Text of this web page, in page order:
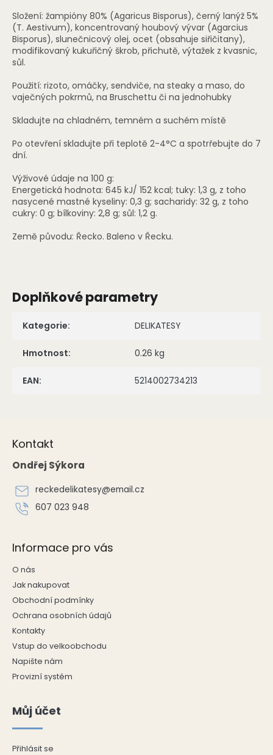
Složení: žampióny 80% (Agaricus Bisporus), černý lanýž 5%
(T. Aestivum), koncentrovaný houbový vývar (Agarcius
Bisporus), slunečnicový olej, ocet (obsahuje siřičitany),
modifikovaný kukuřičný škrob, přichutě, výtažek z kvasnic,
sůl.
Použití: rizoto, omáčky, sendviče, na steaky a maso, do
vaječných pokrmů, na Bruschettu či na jednohubky
Skladujte na chladném, temném a suchém místě
Po otevření skladujte při teplotě 2-4°C a spotrřebujte do 7
dní.
Výživové údaje na 100 g:
Energetická hodnota: 645 kJ/ 152 kcal; tuky: 1,3 g, z toho
nasycené mastné kyseliny: 0,3 g; sacharidy: 32 g, z toho
cukry: 0 g; bílkoviny: 2,8 g; sůl: 1,2 g.
Země původu: Řecko. Baleno v Řecku.
Doplňkové parametry
Kategorie: DELIKATESY
Hmotnost: 0.26 kg
EAN: 5214002734213
Kontakt
Ondřej Sýkora
reckedelikatesy@email.cz
607 023 948
Informace pro vás
O nás
Jak nakupovat
Obchodní podmínky
Ochrana osobních údajů
Kontakty
Vstup do velkoobchodu
Napište nám
Provizní systém
Můj účet
Přihlásit se